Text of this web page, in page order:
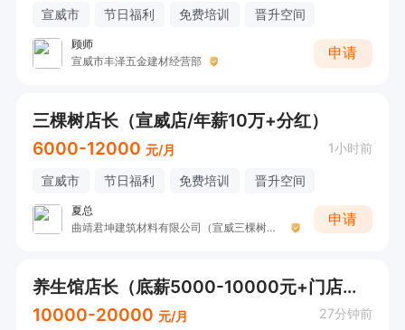
宣威市 节日福利 免费培训 晋升空间
顾师
宣威市丰泽五金建材经营部
申请
三棵树店长（宣威店/年薪10万+分红）
6000-12000 元/月 1小时前
宣威市 节日福利 免费培训 晋升空间
夏总
曲靖君坤建筑材料有限公司（宣威三棵树漆）
申请
养生馆店长（底薪5000-10000元+门店总业绩提成+全勤奖）
10000-20000 元/月 27分钟前